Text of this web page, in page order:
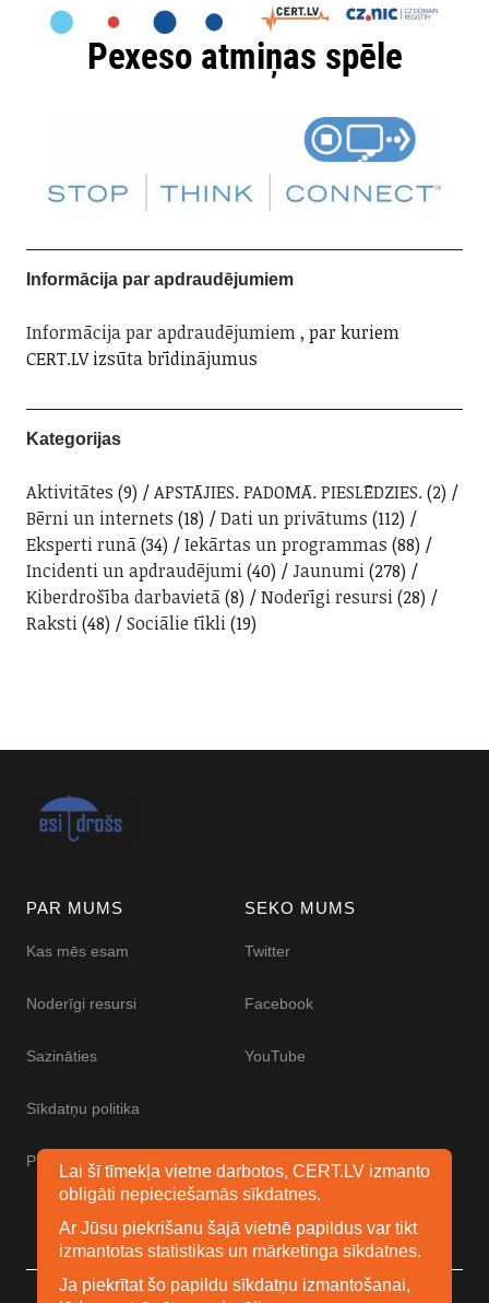
Informācija par apdraudējumiem
Informācija par apdraudējumiem, par kuriem
CERT.LV izsūta brīdinājumus
Kategorijas
Aktivitātes (9) APSTĀJIES. PADOMĀ. PIESLĒDZIES. (2)
Bērni un internets (18) Dati un privātums (112)
Eksperti runā(34) Iekārtas un programmas (88)
Incidenti un apdraudējumi(40) Jaunumi(278)
Kiberdrošība darbavietā(8) Noderīgi resursi(28)
Raksti(48) Sociālie tīkli(19)
PAR MUMS
Kas mēs esam
Noderīgi resursi
Sazināties
Sīkdatņu politika
Piekļūstamības paziņojums
SEKO MUMS
Twitter
Facebook
YouTube
Lai šī tīmekļa vietne darbotos, CERT.LV izmanto
obligāti nepieciešamās sīkdatnes.
Ar Jūsu piekrišanu šajā vietnē papildus var tikt
izmantotas statistikas un mārketinga sīkdatnes.
Ja piekrītat šo papildu sīkdatņu izmantošanai,